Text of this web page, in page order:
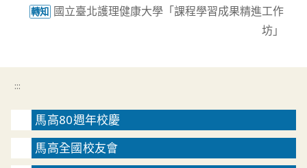
轉知 國立臺北護理健康大學「課程學習成果精進工作
坊」
:::
馬高80週年校慶
馬高全國校友會